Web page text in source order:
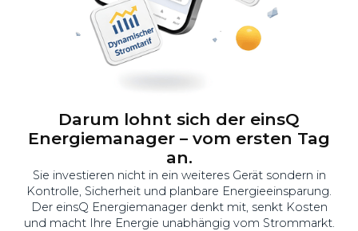
Darum lohnt sich der einsQ
Energiemanager – vom ersten Tag
an.
Sie investieren nicht in ein weiteres Gerät sondern in
Kontrolle, Sicherheit und planbare Energieeinsparung.
Der einsQ Energiemanager denkt mit, senkt Kosten
und macht Ihre Energie unabhängig vom Strommarkt.